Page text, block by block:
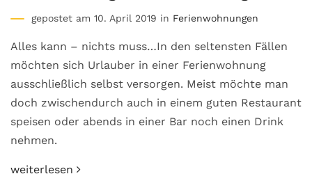
gepostet am 10. April 2019 in Ferienwohnungen
Alles kann – nichts muss…In den seltensten Fällen
möchten sich Urlauber in einer Ferienwohnung
ausschließlich selbst versorgen. Meist möchte man
doch zwischendurch auch in einem guten Restaurant
speisen oder abends in einer Bar noch einen Drink
nehmen.
weiterlesen